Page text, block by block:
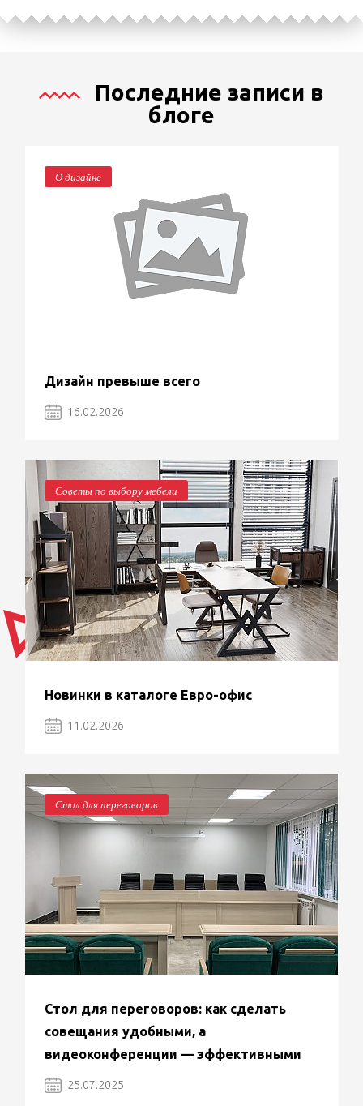
Последние записи в
блоге
О дизайне
Дизайн превыше всего
16.02.2026
Советы по выбору мебели
Новинки в каталоге Евро-офис
11.02.2026
Стол для переговоров
Стол для переговоров: как сделать
совещания удобными, а
видеоконференции — эффективными
25.07.2025